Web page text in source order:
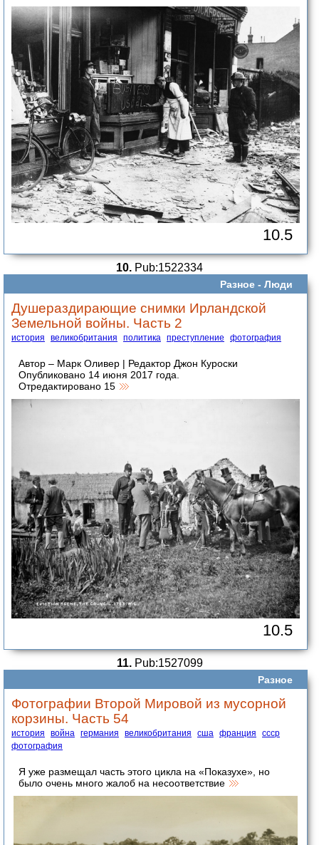
10.5
10. Pub:1522334
Разное - Люди
Душераздирающие снимки Ирландской
Земельной войны. Часть 2
история великобритания политика преступление фотография
Автор – Марк Оливер | Редактор Джон Куроски
Опубликовано 14 июня 2017 года.
Отредактировано 15
10.5
11.Pub:1527099
Разное
Фотографии Второй Мировой из мусорной
корзины. Часть 54
история война германия великобритания сша франция
ссср
фотография
Я уже размещал часть этого цикла на «Показухе», но
было очень много жалоб на несоответствие